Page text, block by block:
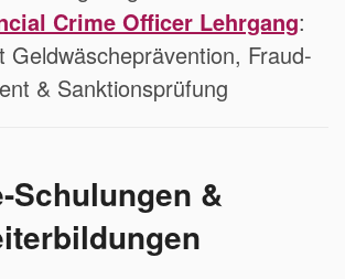
Crime Officer Lehrgang:
Geldwäscheprävention, Fraud-
& Sanktionsprüfung
Schulungen &